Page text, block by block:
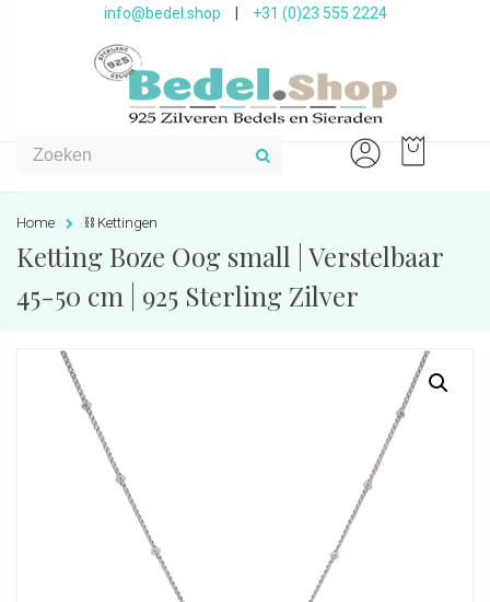
info@bedel.shop +31 (0)23 555 2224
Home ⛓ Kettingen
Ketting Boze Oog small | Verstelbaar
45-50 cm | 925 Sterling Zilver